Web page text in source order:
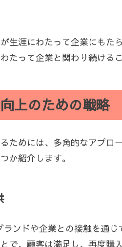
生涯にわたって企業にもた
たって企業と関わり続ける
上のための戦略
ためには、多角的なアプロ
か紹介します。
ンドや企業との接触を通じ
で、顧客は満足し、再度購